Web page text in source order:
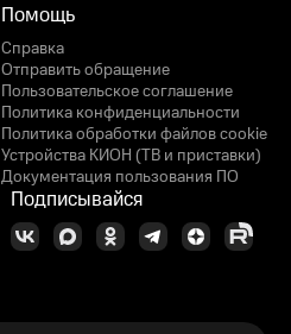
Помощь
Справка
Отправить обращение
Пользовательское соглашение
Политика конфиденциальности
Политика обработки файлов cookie
Устройства КИОН (ТВ и приставки)
Документация пользования ПО
Подписывайся